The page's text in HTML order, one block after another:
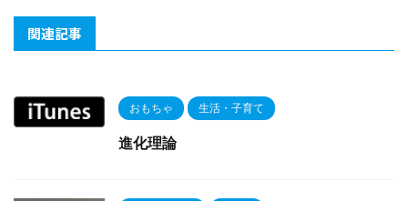
関連記事
おもちゃ 生活・子育て
進化理論